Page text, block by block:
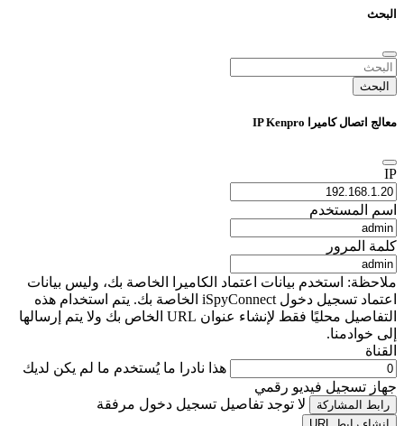
البحث
البحث
معالج اتصال كاميرا IP Kenpro
IP
اسم المستخدم
كلمة المرور
ملاحظة: استخدم بيانات اعتماد الكاميرا الخاصة بك، وليس بيانات
اعتماد تسجيل دخول iSpyConnect الخاصة بك. يتم استخدام هذه
التفاصيل محليًا فقط لإنشاء عنوان URL الخاص بك ولا يتم إرسالها
إلى خوادمنا.
القناة
هذا نادرا ما يُستخدم ما لم يكن لديك
جهاز تسجيل فيديو رقمي
رابط المشاركة لا توجد تفاصيل تسجيل دخول مرفقة